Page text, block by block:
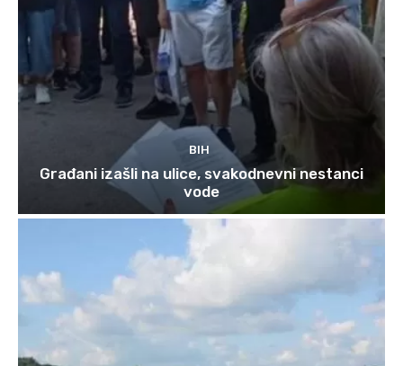
BIH
Građani izašli na ulice, svakodnevni nestanci
vode